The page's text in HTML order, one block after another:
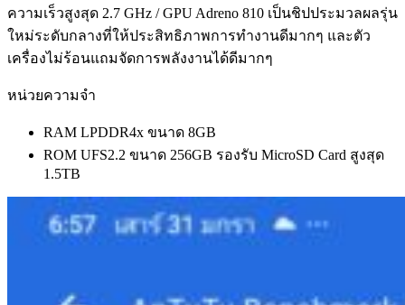
ความเร็วสูงสุด 2.7 GHz / GPU Adreno 810 เป็นชิปประมวลผลรุ่น
ใหม่ระดับกลางที่ให้ประสิทธิภาพการทำงานดีมากๆ และตัว
เครื่องไม่ร้อนแถมจัดการพลังงานได้ดีมากๆ
หน่วยความจำ
RAM LPDDR4x ขนาด 8GB
ROM UFS2.2 ขนาด 256GB รองรับ MicroSD Card สูงสุด
1.5TB